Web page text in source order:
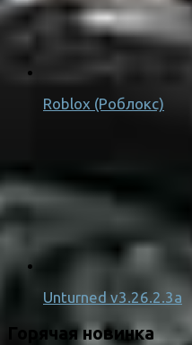
Roblox (Роблокс)
Unturned v3.26.2.3a
Горячая новинка